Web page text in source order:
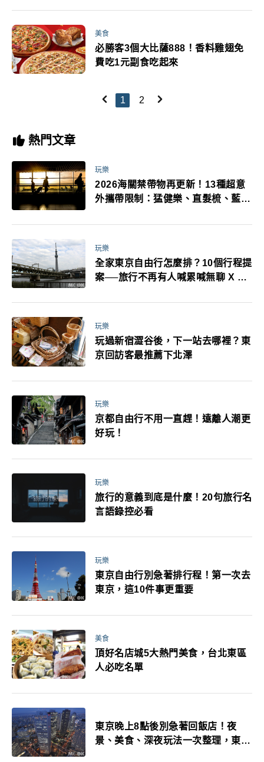
美食
必勝客3個大比薩888！香料雞翅免
費吃1元副食吃起來
1 2
熱門文章
玩樂
2026海關禁帶物再更新！13種超意
外攜帶限制：猛健樂、直髮梳、藍牙
萬！注意事項一次看！
玩樂
全家東京自由行怎麼排？10個行程提
案──旅行不再有人喊累喊無聊 X 爸
玩樂
玩過新宿澀谷後，下一站去哪裡？東
京回訪客最推薦下北澤
玩樂
京都自由行不用一直趕！遠離人潮更
好玩！
玩樂
旅行的意義到底是什麼！20句旅行名
言語錄控必看
玩樂
東京自由行別急著排行程！第一次去
東京，這10件事更重要
美食
頂好名店城5大熱門美食，台北東區
人必吃名單
東京晚上8點後別急著回飯店！夜
景、美食、深夜玩法一次整理，東京